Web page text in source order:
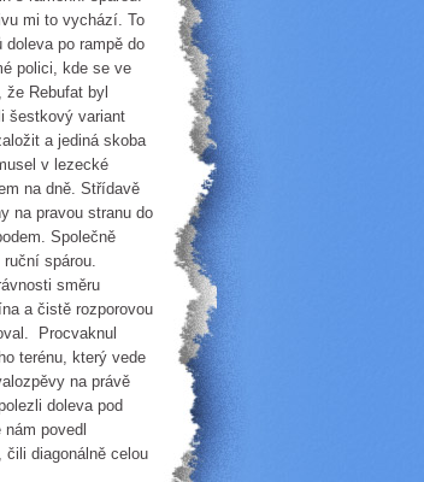
mi to vychází. To
po rampě do
polici, kde se ve
Rebufat byl
šestkový variant
a jediná skoba
v lezecké
na dně. Střídavě
na pravou stranu do
Společně
spárou.
směru
a čistě rozporovou
Procvaknul
terénu, který vede
na právě
doleva pod
povedl
diagonálně celou